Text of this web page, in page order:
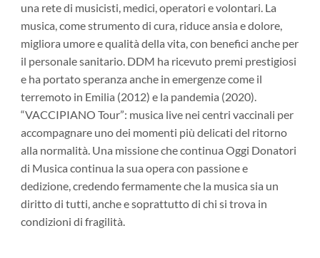
una rete di musicisti, medici, operatori e volontari. La
musica, come strumento di cura, riduce ansia e dolore,
migliora umore e qualità della vita, con benefici anche per
il personale sanitario. DDM ha ricevuto premi prestigiosi
e ha portato speranza anche in emergenze come il
terremoto in Emilia (2012) e la pandemia (2020).
“VACCIPIANO Tour”: musica live nei centri vaccinali per
accompagnare uno dei momenti più delicati del ritorno
alla normalità. Una missione che continua Oggi Donatori
di Musica continua la sua opera con passione e
dedizione, credendo fermamente che la musica sia un
diritto di tutti, anche e soprattutto di chi si trova in
condizioni di fragilità.